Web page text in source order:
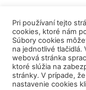
Pri používaní tejto
cookies, ktoré nám
Súbory cookies
na jednotlivé
webová stránka
ktoré slúžia na
stránky. V prípade,
nastavenie cookies